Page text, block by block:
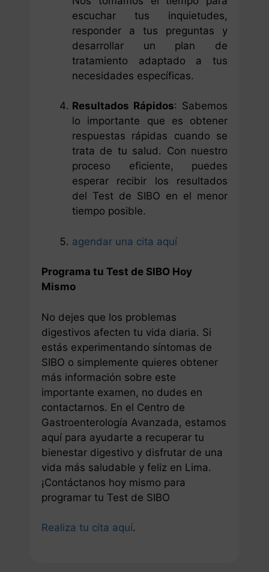
escuchar tus inquietudes,
responder a tus preguntas y
desarrollar un plan de
tratamiento adaptado a tus
necesidades específicas.
Resultados Rápidos: Sabemos
lo importante que es obtener
respuestas rápidas cuando se
trata de tu salud. Con nuestro
proceso eficiente, puedes
esperar recibir los resultados
del Test de SIBO en el menor
tiempo posible.
agendar una cita aquí
Programa tu Test de SIBO Hoy
Mismo
No dejes que los problemas
digestivos afecten tu vida diaria. Si
estás experimentando síntomas de
SIBO o simplemente quieres obtener
más información sobre este
importante examen, no dudes en
contactarnos. En el Centro de
Gastroenterología Avanzada, estamos
aquí para ayudarte a recuperar tu
bienestar digestivo y disfrutar de una
vida más saludable y feliz en Lima.
¡Contáctanos hoy mismo para
programar tu Test de SIBO
Realiza tu cita aquí.